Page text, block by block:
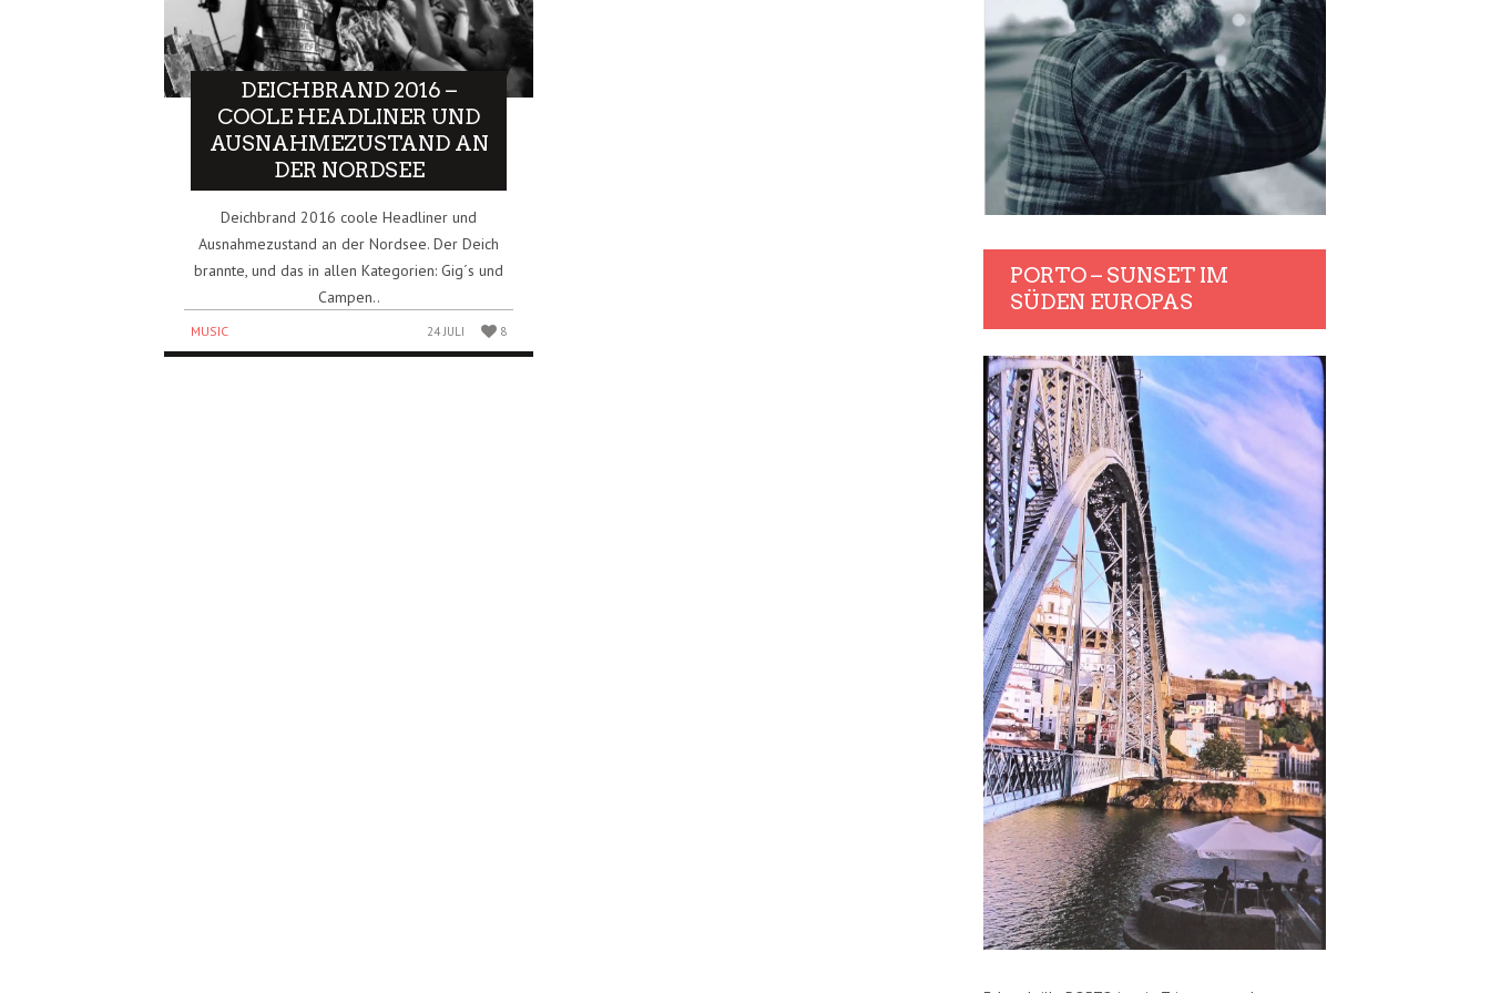
DEICHBRAND 2016 –
COOLE HEADLINER UND
AUSNAHMEZUSTAND AN
DER NORDSEE
Deichbrand 2016 coole Headliner und
Ausnahmezustand an der Nordsee. Der Deich
brannte, und das in allen Kategorien: Gig´s und
Campen..
MUSIC 24 JULI 8
PORTO – SUNSET IM
SÜDEN EUROPAS